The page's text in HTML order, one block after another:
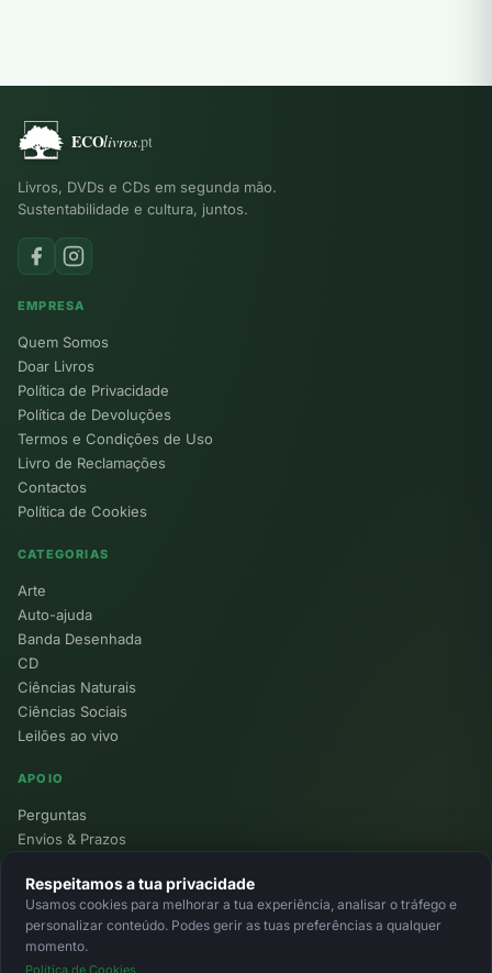
Livros, DVDs e CDs em segunda mão.
Sustentabilidade e cultura, juntos.
EMPRESA
Quem Somos
Doar Livros
Política de Privacidade
Política de Devoluções
Termos e Condições de Uso
Livro de Reclamações
Contactos
Política de Cookies
CATEGORIAS
Arte
Auto-ajuda
Banda Desenhada
CD
Ciências Naturais
Ciências Sociais
Leilões ao vivo
APOIO
Perguntas
Envios & Prazos
Devoluções
Minha Conta
Respeitamos a tua privacidade
Usamos cookies para melhorar a tua experiência, analisar o tráfego e
personalizar conteúdo. Podes gerir as tuas preferências a qualquer
momento.
Política de Cookies